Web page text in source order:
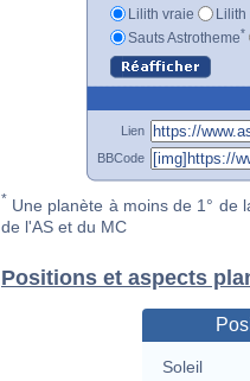
Lilith vraie
Lilith
Sauts Astrotheme*
Lien
BBCode
* Une planète à moins de 1° de
de l'AS et du MC
Positions et aspects
Soleil